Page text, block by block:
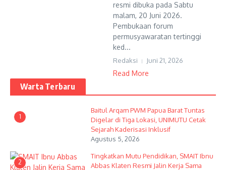
resmi dibuka pada Sabtu
malam, 20 Juni 2026.
Pembukaan forum
permusyawaratan tertinggi
ked...
Redaksi Juni 21, 2026
Read More
Warta Terbaru
1
Baitul Arqam PWM Papua Barat Tuntas
Digelar di Tiga Lokasi, UNIMUTU Cetak
Sejarah Kaderisasi Inklusif
Agustus 5, 2026
2
Tingkatkan Mutu Pendidikan, SMAIT Ibnu
Abbas Klaten Resmi Jalin Kerja Sama